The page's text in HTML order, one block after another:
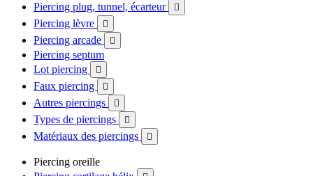
Piercing plug, tunnel, écarteur 
Piercing lèvre 
Piercing arcade 
Piercing septum
Lot piercing

Faux piercing 
Autres piercings 
Types de piercings 
Matériaux des piercings 
Piercing oreille